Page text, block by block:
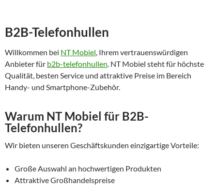
B2B-Telefonhullen
Willkommen bei NT Mobiel, Ihrem vertrauenswürdigen
Anbieter für b2b-telefonhullen. NT Mobiel steht für höchste
Qualität, besten Service und attraktive Preise im Bereich
Handy- und Smartphone-Zubehör.
Warum NT Mobiel für B2B-
Telefonhullen?
Wir bieten unseren Geschäftskunden einzigartige Vorteile:
Große Auswahl an hochwertigen Produkten
Attraktive Großhandelspreise